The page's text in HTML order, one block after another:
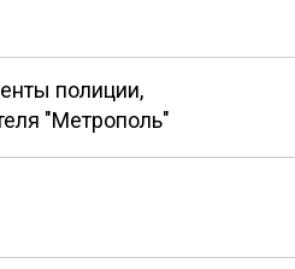
полиции,
"Метрополь"